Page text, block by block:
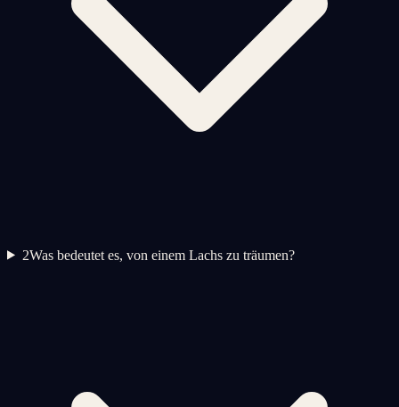
2Was bedeutet es, von einem Lachs zu träumen?